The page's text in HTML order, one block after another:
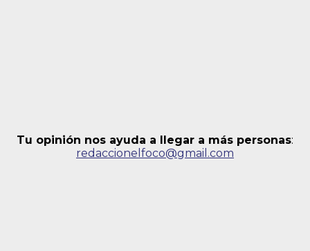
Tu opinión nos ayuda a llegar a más personas:
redaccionelfoco@gmail.com